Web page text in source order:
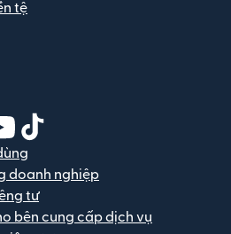
tệ
sổ mới)
cửa sổ mới)
trong cửa sổ mới)
(mở trong cửa sổ mới)
doanh nghiệp
tư
bên cung cấp dịch vụ